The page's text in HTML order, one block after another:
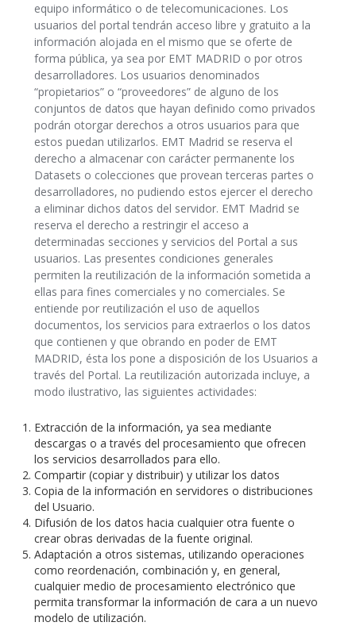
equipo informático o de telecomunicaciones. Los
usuarios del portal tendrán acceso libre y gratuito a la
información alojada en el mismo que se oferte de
forma pública, ya sea por EMT MADRID o por otros
desarrolladores. Los usuarios denominados
“propietarios” o “proveedores” de alguno de los
conjuntos de datos que hayan definido como privados
podrán otorgar derechos a otros usuarios para que
estos puedan utilizarlos. EMT Madrid se reserva el
derecho a almacenar con carácter permanente los
Datasets o colecciones que provean terceras partes o
desarrolladores, no pudiendo estos ejercer el derecho
a eliminar dichos datos del servidor. EMT Madrid se
reserva el derecho a restringir el acceso a
determinadas secciones y servicios del Portal a sus
usuarios. Las presentes condiciones generales
permiten la reutilización de la información sometida a
ellas para fines comerciales y no comerciales. Se
entiende por reutilización el uso de aquellos
documentos, los servicios para extraerlos o los datos
que contienen y que obrando en poder de EMT
MADRID, ésta los pone a disposición de los Usuarios a
través del Portal. La reutilización autorizada incluye, a
modo ilustrativo, las siguientes actividades:
Extracción de la información, ya sea mediante
descargas o a través del procesamiento que ofrecen
los servicios desarrollados para ello.
Compartir (copiar y distribuir) y utilizar los datos
Copia de la información en servidores o distribuciones
del Usuario.
Difusión de los datos hacia cualquier otra fuente o
crear obras derivadas de la fuente original.
Adaptación a otros sistemas, utilizando operaciones
como reordenación, combinación y, en general,
cualquier medio de procesamiento electrónico que
permita transformar la información de cara a un nuevo
modelo de utilización.